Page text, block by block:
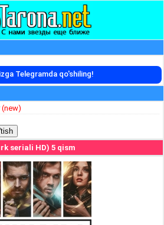
Telegramda qo'shiling!
(new)
seriali HD) 5 qism